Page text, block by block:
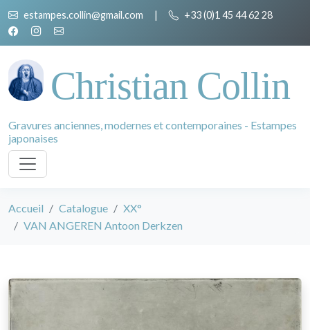
estampes.collin@gmail.com | +33 (0)1 45 44 62 28
Christian Collin
Gravures anciennes, modernes et contemporaines - Estampes
japonaises
Accueil Catalogue
XX°
VAN ANGEREN Antoon Derkzen